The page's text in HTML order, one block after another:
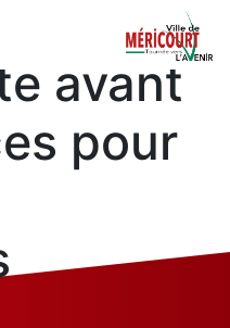
avant
pour